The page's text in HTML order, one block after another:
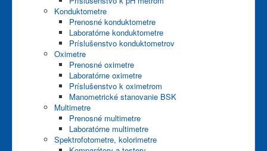
Konduktometre
Prenosné konduktometre
Laboratórne konduktometre
Príslušenstvo konduktometrov
Oximetre
Prenosné oximetre
Laboratórne oximetre
Príslušenstvo k oximetrom
Manometrické stanovanie BSK
Multimetre
Prenosné multimetre
Laboratórne multimetre
Spektrofotometre, kolorimetre